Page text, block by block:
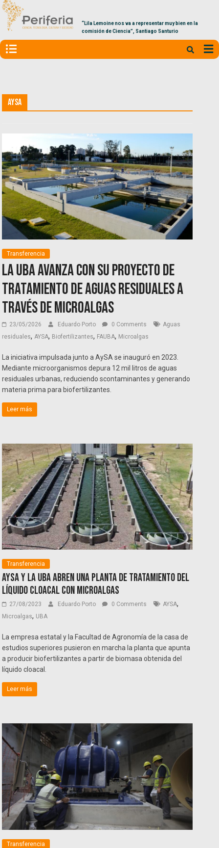
“Lila Lemoine nos va a representar muy bien en la
comisión de Ciencia”, Santiago Santurio
AYSA
Transferencia
La UBA avanza con su proyecto de
tratamiento de aguas residuales a
través de microalgas
23/05/2026 Eduardo Porto 0 Comments
Aguas
residuales, AYSA, Biofertilizantes, FAUBA, Microalgas
La iniciativa impulsada junto a AySA se inauguró en 2023.
Mediante microorganismos depura 12 mil litros de aguas
residuales urbanas, reduciendo scontaminantes y generando
materia prima para biofertilizantes.
Leer más
Transferencia
AySA y la UBA abren una planta de tratamiento del
líquido cloacal con microalgas
27/08/2023 Eduardo Porto 0 Comments AYSA,
Microalgas, UBA
La empresa estatal y la Facultad de Agronomía de la casa de
estudios superiores pusieron en marcha la planta que apunta
a producir biofertilizantes a partir de biomasa obtenida del
líquido cloacal.
Leer más
Transferencia